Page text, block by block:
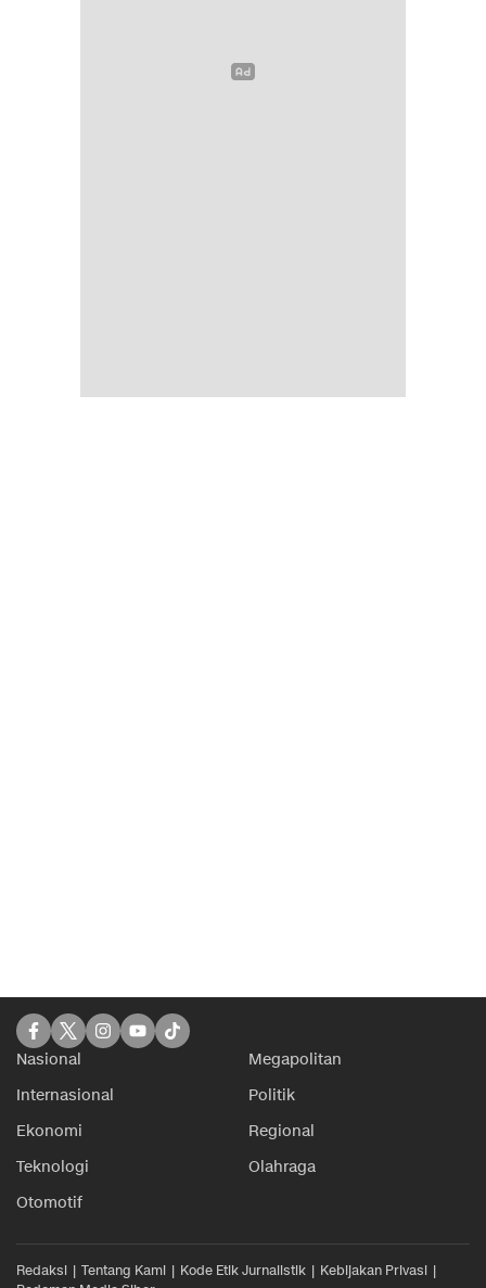
Nasional
Megapolitan
Internasional
Politik
Ekonomi
Regional
Teknologi
Olahraga
Otomotif
Redaksi Tentang Kami Kode Etik Jurnalistik
Kebijakan Privasi